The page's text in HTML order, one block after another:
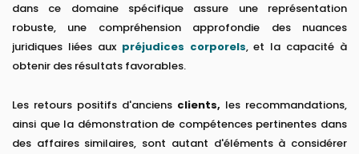
dans ce domaine spécifique assure une représentation
robuste, une compréhension approfondie des nuances
juridiques liées aux préjudices corporels, et la capacité à
obtenir des résultats favorables.
Les retours positifs d'anciens clients, les recommandations,
ainsi que la démonstration de compétences pertinentes dans
des affaires similaires, sont autant d'éléments à considérer